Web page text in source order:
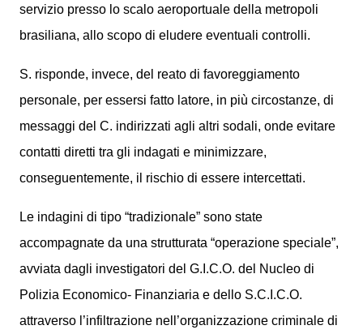
servizio presso lo scalo aeroportuale della metropoli
brasiliana, allo scopo di eludere eventuali controlli.
S. risponde, invece, del reato di favoreggiamento
personale, per essersi fatto latore, in più circostanze, di
messaggi del C. indirizzati agli altri sodali, onde evitare
contatti diretti tra gli indagati e minimizzare,
conseguentemente, il rischio di essere intercettati.
Le indagini di tipo “tradizionale” sono state
accompagnate da una strutturata “operazione speciale”,
avviata dagli investigatori del G.I.C.O. del Nucleo di
Polizia Economico- Finanziaria e dello S.C.I.C.O.
attraverso l’infiltrazione nell’organizzazione criminale di